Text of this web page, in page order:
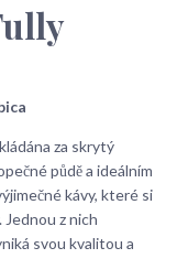
za skrytý
půdě a ideálním
kávy, které si
Jednou z nich
svou kvalitou a